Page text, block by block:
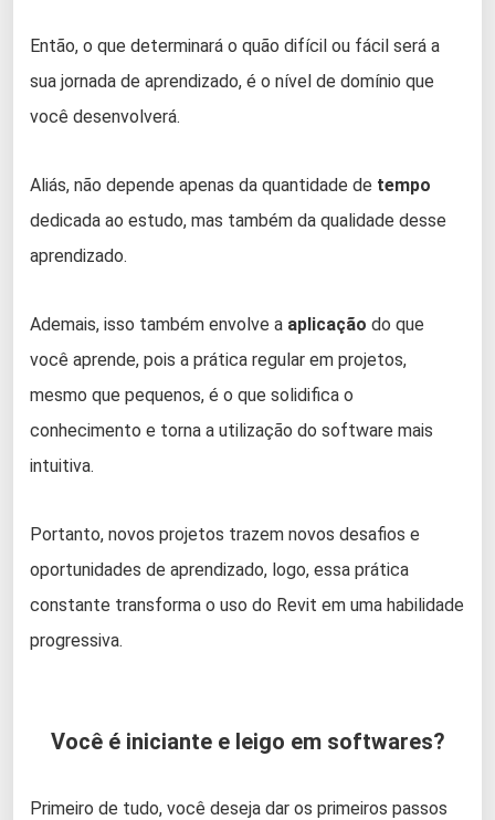
Então, o que determinará o quão difícil ou fácil será a
sua jornada de aprendizado, é o nível de domínio que
você desenvolverá.
Aliás, não depende apenas da quantidade de tempo
dedicada ao estudo, mas também da qualidade desse
aprendizado.
Ademais, isso também envolve a aplicação do que
você aprende, pois a prática regular em projetos,
mesmo que pequenos, é o que solidifica o
conhecimento e torna a utilização do software mais
intuitiva.
Portanto, novos projetos trazem novos desafios e
oportunidades de aprendizado, logo, essa prática
constante transforma o uso do Revit em uma habilidade
progressiva.
Você é iniciante e leigo em softwares?
Primeiro de tudo, você deseja dar os primeiros passos